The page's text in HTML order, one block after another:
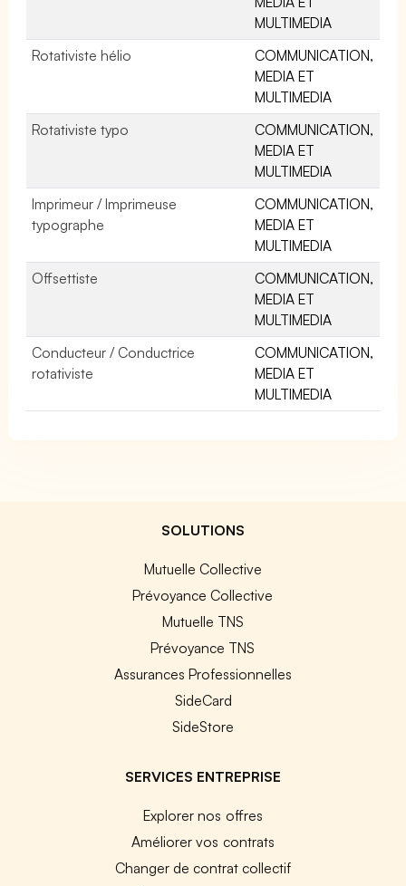
MULTIMEDIA
Rotativiste hélio
COMMUNICATION,
MEDIA ET
MULTIMEDIA
Rotativiste typo
COMMUNICATION,
MEDIA ET
MULTIMEDIA
Imprimeur / Imprimeuse
typographe
COMMUNICATION,
MEDIA ET
MULTIMEDIA
Offsettiste
COMMUNICATION,
MEDIA ET
MULTIMEDIA
Conducteur / Conductrice
rotativiste
COMMUNICATION,
MEDIA ET
MULTIMEDIA
SOLUTIONS
Mutuelle Collective
Prévoyance Collective
Mutuelle TNS
Prévoyance TNS
Assurances Professionnelles
SideCard
SideStore
SERVICES ENTREPRISE
Explorer nos offres
Améliorer vos contrats
Changer de contrat collectif